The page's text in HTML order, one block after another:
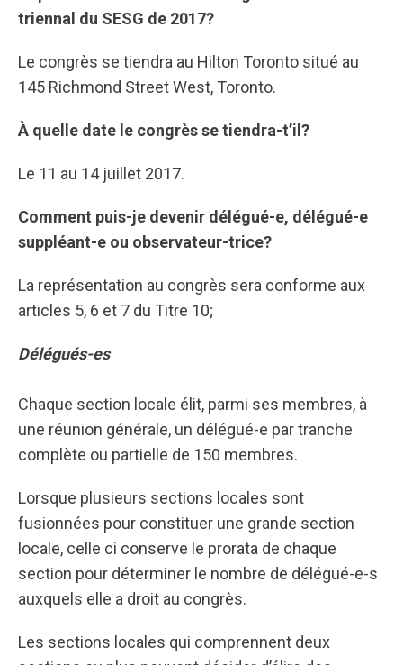
triennal du SESG de 2017?
Le congrès se tiendra au Hilton Toronto situé au
145 Richmond Street West, Toronto.
À quelle date le congrès se tiendra-t’il?
Le 11 au 14 juillet 2017.
Comment puis-je devenir délégué-e, délégué-e
suppléant-e ou observateur-trice?
La représentation au congrès sera conforme aux
articles 5, 6 et 7 du Titre 10;
Délégués-es
Chaque section locale élit, parmi ses membres, à
une réunion générale, un délégué-e par tranche
complète ou partielle de 150 membres.
Lorsque plusieurs sections locales sont
fusionnées pour constituer une grande section
locale, celle ci conserve le prorata de chaque
section pour déterminer le nombre de délégué-e-s
auxquels elle a droit au congrès.
Les sections locales qui comprennent deux